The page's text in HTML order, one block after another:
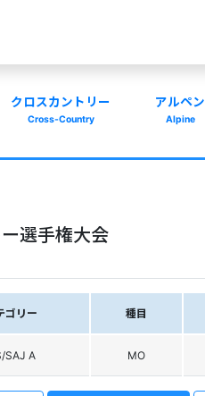
クロスカントリー
Cross-Country
アルペン
Alpine
選手権大会
ゴリー 種目
SAJ A MO